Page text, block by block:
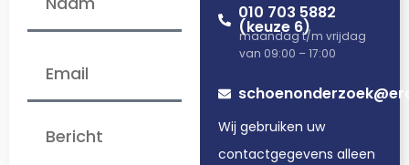
010 703 5882
(keuze 6)
maandag t/m vrijdag
van 09:00 – 17:00
Wij gebruiken uw
contactgegevens alleen